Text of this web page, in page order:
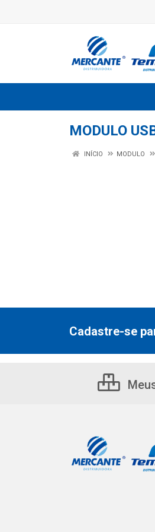
MODULO
INÍCIO MODULO
Cadastre-se